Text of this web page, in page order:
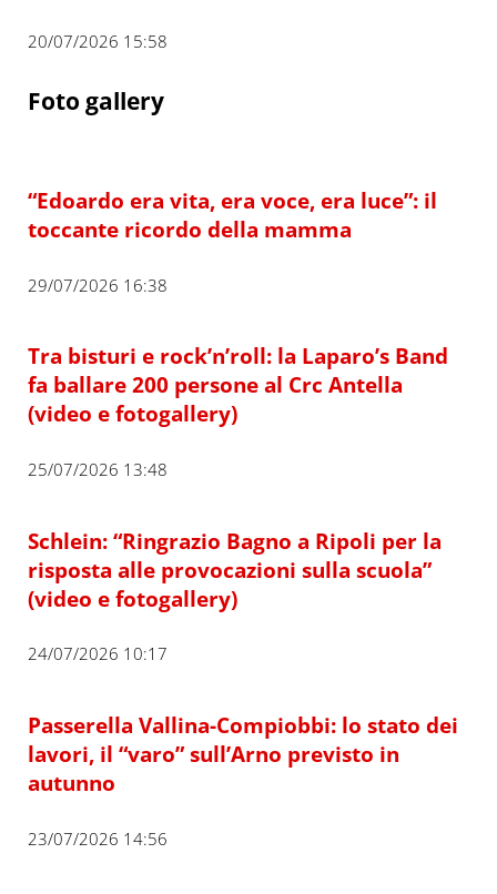
20/07/2026 15:58
Foto gallery
“Edoardo era vita, era voce, era luce”: il
toccante ricordo della mamma
29/07/2026 16:38
Tra bisturi e rock’n’roll: la Laparo’s Band
fa ballare 200 persone al Crc Antella
(video e fotogallery)
25/07/2026 13:48
Schlein: “Ringrazio Bagno a Ripoli per la
risposta alle provocazioni sulla scuola”
(video e fotogallery)
24/07/2026 10:17
Passerella Vallina-Compiobbi: lo stato dei
lavori, il “varo” sull’Arno previsto in
autunno
23/07/2026 14:56